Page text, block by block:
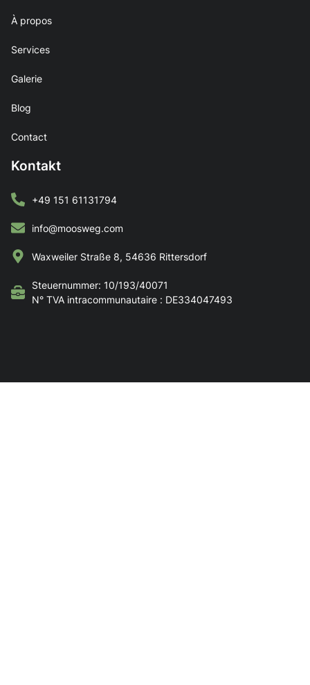
À propos
Services
Galerie
Blog
Contact
Kontakt
+49 151 61131794
info@moosweg.com
Waxweiler Straße 8, 54636 Rittersdorf
Steuernummer: 10/193/40071
N° TVA intracommunautaire : DE334047493